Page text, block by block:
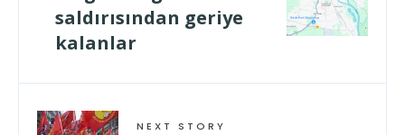
saldırısından geriye
kalanlar
NEXT STORY